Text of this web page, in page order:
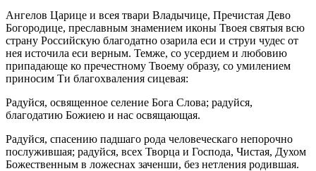
Ангелов Царице и всея твари Владычице, Пречистая Дево
Богородице, преславным знамением иконы Твоея святыя всю
страну Российскую благодатно озарила еси и струи чудес от
нея источила еси верным. Темже, со усердием и любовию
припадающе ко пречестному Твоему образу, со умилением
приносим Ти благохваления сицевая:
Радуйся, освященное селение Бога Слова; радуйся,
благодатию Божиею и нас освящающая.
Радуйся, спасению падшаго рода человеческаго непорочно
послужившая; радуйся, всех Творца и Господа, Чистая, Духом
Божественным в ложеснах заченши, без нетления родившая.